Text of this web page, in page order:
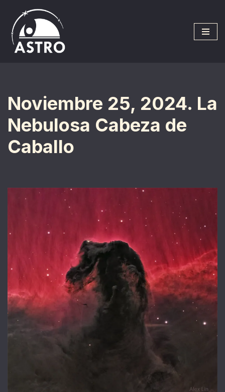
Saltar
al
contenido
Noviembre 25, 2024. La
Nebulosa Cabeza de
Caballo